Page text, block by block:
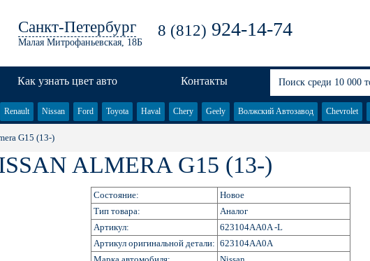
Санкт-Петербург
Малая Митрофаньевская, 18Б
8 (812) 924-14-74
Как узнать цвет авто Контакты
Renault Nissan Ford Toyota Haval Chery Geely Волжский Автозавод Chevrolet
G15 (13-)
ALMERA G15 (13-)
Состояние:
Новое
Тип товара:
Аналог
Артикул:
623104AA0A -L
Артикул оригинальной детали: 623104AA0A